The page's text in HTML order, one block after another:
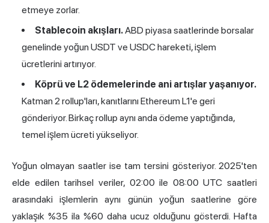
etmeye zorlar.
Stablecoin akışları.ABD piyasa saatlerinde borsalar
genelinde yoğun USDT ve USDC hareketi, işlem
ücretlerini artırıyor.
Köprü ve L2 ödemelerinde ani artışlar yaşanıyor.
Katman 2 rollup'ları, kanıtlarını Ethereum L1'e geri
gönderiyor. Birkaç rollup aynı anda ödeme yaptığında,
temel işlem ücreti yükseliyor.
Yoğun olmayan saatler ise tam tersini gösteriyor. 2025'ten
elde edilen tarihsel veriler, 02:00 ile 08:00 UTC saatleri
arasındaki işlemlerin aynı günün yoğun saatlerine göre
yaklaşık %35 ila %60 daha ucuz olduğunu gösterdi. Hafta